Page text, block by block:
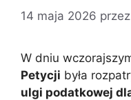
14 maja 2026 przez
W dniu
Petycji była
ulgi podatkowej